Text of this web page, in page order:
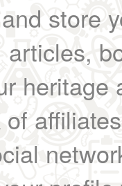
store
articles,
heritage
of